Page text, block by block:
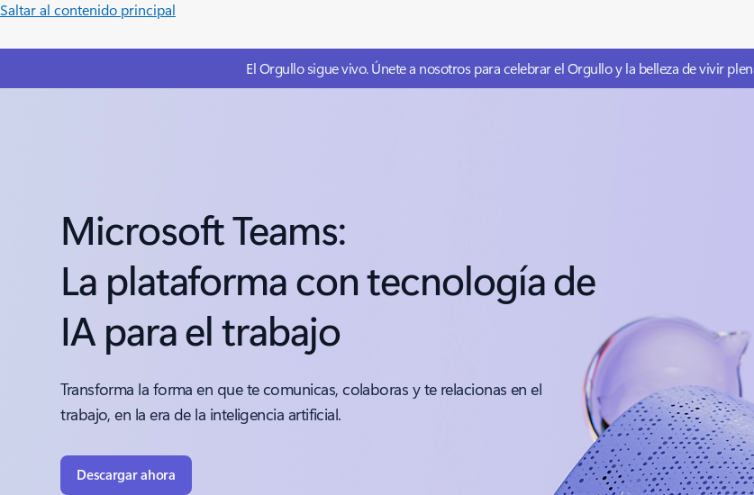
Saltar al contenido principal
El Orgullo sigue vivo. Únete a nosotros para celebrar el Orgullo y la belleza de vivir
Microsoft Teams:
La plataforma con tecnología de
IA para el trabajo
Transforma la forma en que te comunicas, colaboras y te relacionas en el
trabajo, en la era de la inteligencia artificial.
Descargar ahora